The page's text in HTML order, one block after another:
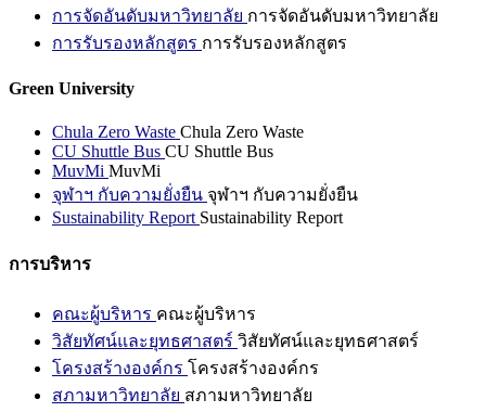
การจัดอันดับมหาวิทยาลัย การจัดอันดับมหาวิทยาลัย
การรับรองหลักสูตร การรับรองหลักสูตร
Green University
Chula Zero Waste Chula Zero Waste
CU Shuttle Bus CU Shuttle Bus
MuvMi MuvMi
จุฬาฯ กับความยั่งยืน จุฬาฯ กับความยั่งยืน
Sustainability Report Sustainability Report
การบริหาร
คณะผู้บริหาร คณะผู้บริหาร
วิสัยทัศน์และยุทธศาสตร์ วิสัยทัศน์และยุทธศาสตร์
โครงสร้างองค์กร โครงสร้างองค์กร
สภามหาวิทยาลัย สภามหาวิทยาลัย